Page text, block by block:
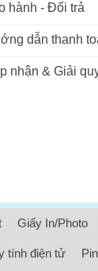
hành - Đổi trả
dẫn thanh
nhận & Giải
Giấy In/Photo
tính điện tử Pin